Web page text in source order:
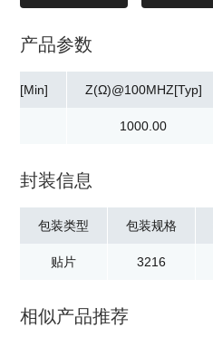
产品参数
Z(Ω)@100MHZ[Typ]
1000.00
封装信息
包装类型
贴片
包装规格
3216
相似产品推荐